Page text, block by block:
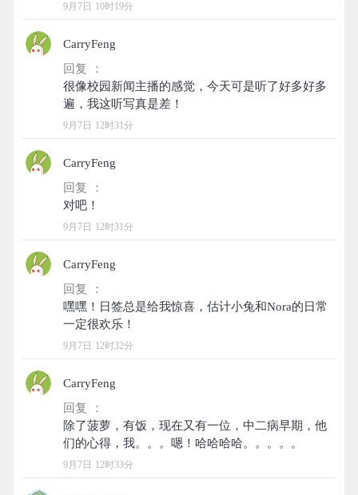
9月7日 10时19分
CarryFeng
回复 ：
很像校园新闻主播的感觉，今天可是听了好多好多
9月7日 12时31分
CarryFeng
回复 ：
9月7日 12时31分
CarryFeng
回复 ：
嘿嘿！日签总是给我惊喜，估计小兔和Nora的日常
9月7日 12时32分
CarryFeng
回复 ：
除了菠萝，有饭，现在又有一位，中二病早期，他
9月7日 12时33分